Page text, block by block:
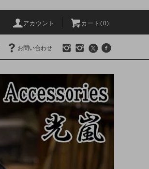
アカウント カート(0)
お問い合わせ